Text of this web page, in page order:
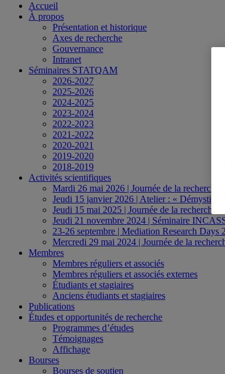
Accueil
À propos
Présentation et historique
Axes de recherche
Gouvernance
Intranet
Séminaires STATQAM
2026-2027
2025-2026
2024-2025
2023-2024
2022-2023
2021-2022
2020-2021
2019-2020
2018-2019
Activités scientifiques
Mardi 26 mai 2026 | Journée de la recherche
Jeudi 15 janvier 2026 | Atelier : « Démystifier
Jeudi 15 mai 2025 | Journée de la recherche
Jeudi 21 novembre 2024 | Séminaire
23-26 septembre | Mediation Research Days
Mercredi 29 mai 2024 | Journée de la
Membres
Membres réguliers et associés
Membres réguliers et associés externes
Étudiants et stagiaires
Anciens étudiants et stagiaires
Publications
Études et opportunités de recherche
Programmes d’études
Témoignages
Affichage
Bourses
Bourses de soutien